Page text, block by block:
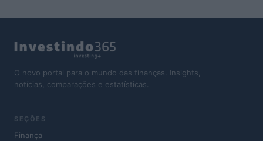
O novo portal para o mundo das finanças. Insights,
notícias, comparações e estatísticas.
SEÇÕES
Finança